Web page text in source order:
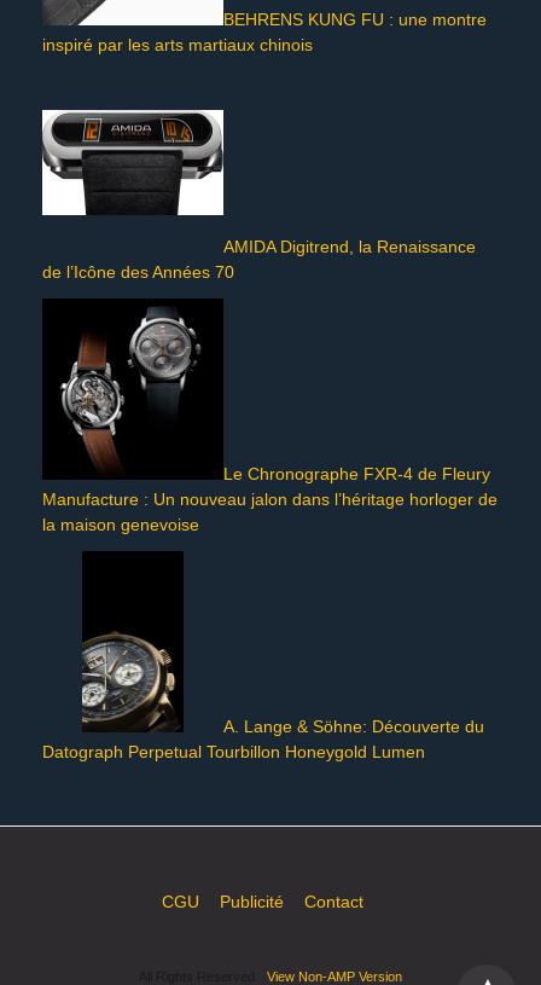
BEHRENS KUNG FU : une montre
inspiré par les arts martiaux chinois
AMIDA Digitrend, la Renaissance
de l’Icône des Années 70
Le Chronographe FXR-4 de Fleury
Manufacture : Un nouveau jalon dans l’héritage horloger de
la maison genevoise
A. Lange & Söhne: Découverte du
Datograph Perpetual Tourbillon Honeygold Lumen
CGU Publicité Contact
View Non-AMP Version